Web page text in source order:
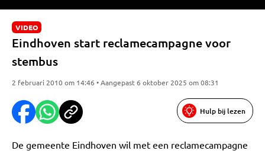
VIDEO
Eindhoven start reclamecampagne voor
stembus
2 februari 2010 om 14:46 • Aangepast 6 oktober 2025 om 08:31
Hulp bij lezen
De gemeente Eindhoven wil met een reclamecampagne